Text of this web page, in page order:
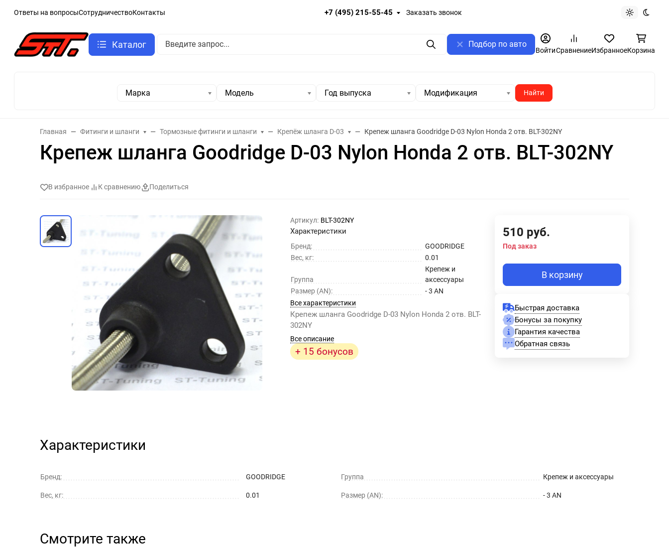
Ответы на вопросыСотрудничествоКонтакты +7 (495) 215-55-45 Заказать звонок
Светлая
Каталог Поиск
Подбор по авто
ВойтиСравнениеИзбранноеКорзина
Марка Модель Год выпуска Модификация
Главная Фитинги и шланги Тормозные фитинги и шланги Крепёж шланга D-03 Крепеж шланга Goodridge D-03 Nylon Honda 2 отв. BLT-302NY
Крепеж шланга Goodridge D-03 Nylon Honda 2 отв. BLT-302NY
В избранное К сравнению Поделиться
Артикул: BLT-302NY
Характеристики
Бренд:
GOODRIDGE
Вес, кг:
0.01
Группа
Крепеж и
аксессуары
Размер (AN):
- 3 AN
Все характеристики
Крепеж шланга Goodridge D-03 Nylon Honda 2 отв. BLT-
302NY
Все описание
+ 15 бонусов
510 руб.
Под заказ
В корзину
Быстрая доставка
Бонусы за покупку
Гарантия качества
Обратная связь
Характеристики
Бренд: GOODRIDGE
Вес, кг: 0.01
Группа Крепеж и аксессуары
Размер (AN): - 3 AN
Смотрите также